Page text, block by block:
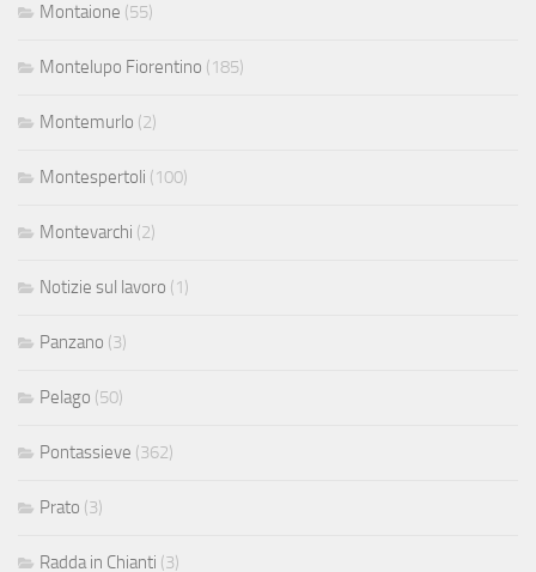
Montaione (55)
Montelupo Fiorentino (185)
Montemurlo (2)
Montespertoli (100)
Montevarchi (2)
Notizie sul lavoro (1)
Panzano (3)
Pelago (50)
Pontassieve (362)
Prato (3)
Radda in Chianti (3)